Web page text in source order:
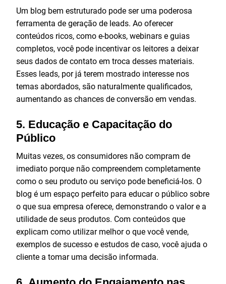
Um blog bem estruturado pode ser uma poderosa
ferramenta de geração de leads. Ao oferecer
conteúdos ricos, como e-books, webinars e guias
completos, você pode incentivar os leitores a deixar
seus dados de contato em troca desses materiais.
Esses leads, por já terem mostrado interesse nos
temas abordados, são naturalmente qualificados,
aumentando as chances de conversão em vendas.
5. Educação e Capacitação do
Público
Muitas vezes, os consumidores não compram de
imediato porque não compreendem completamente
como o seu produto ou serviço pode beneficiá-los. O
blog é um espaço perfeito para educar o público sobre
o que sua empresa oferece, demonstrando o valor e a
utilidade de seus produtos. Com conteúdos que
explicam como utilizar melhor o que você vende,
exemplos de sucesso e estudos de caso, você ajuda o
cliente a tomar uma decisão informada.